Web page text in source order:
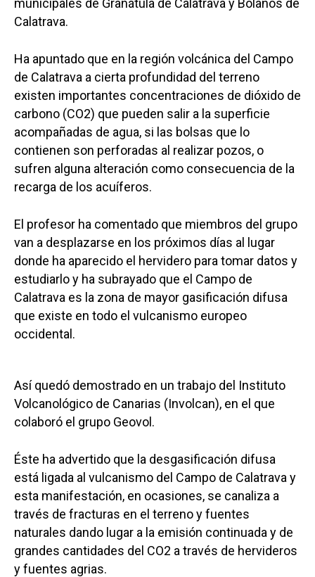
municipales de Granátula de Calatrava y Bolaños de
Calatrava.
Ha apuntado que en la región volcánica del Campo
de Calatrava a cierta profundidad del terreno
existen importantes concentraciones de dióxido de
carbono (CO2) que pueden salir a la superficie
acompañadas de agua, si las bolsas que lo
contienen son perforadas al realizar pozos, o
sufren alguna alteración como consecuencia de la
recarga de los acuíferos.
El profesor ha comentado que miembros del grupo
van a desplazarse en los próximos días al lugar
donde ha aparecido el hervidero para tomar datos y
estudiarlo y ha subrayado que el Campo de
Calatrava es la zona de mayor gasificación difusa
que existe en todo el vulcanismo europeo
occidental.
Así quedó demostrado en un trabajo del Instituto
Volcanológico de Canarias (Involcan), en el que
colaboró el grupo Geovol.
Éste ha advertido que la desgasificación difusa
está ligada al vulcanismo del Campo de Calatrava y
esta manifestación, en ocasiones, se canaliza a
través de fracturas en el terreno y fuentes
naturales dando lugar a la emisión continuada y de
grandes cantidades del CO2 a través de hervideros
y fuentes agrias.